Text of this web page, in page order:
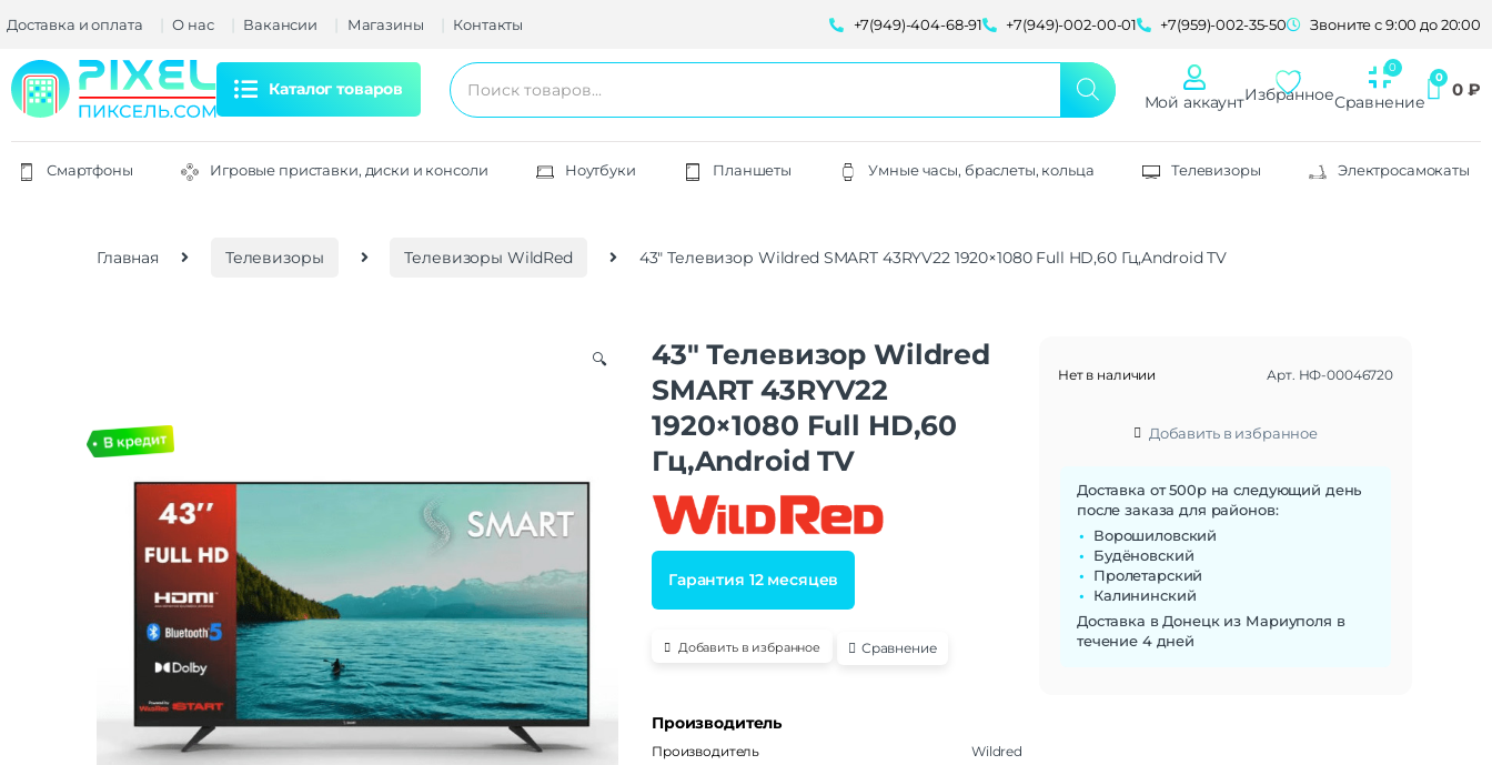
Доставка и оплата О нас Вакансии Магазины Контакты +7(949)-404-68-91 +7(949)-002-00-01 +7(959)-002-35-50 Звоните с 9:00 до 20:00
Каталог товаров
Мой аккаунтИзбранноеСравнение
0 ₽
Смартфоны Игровые приставки, диски и консоли Ноутбуки Планшеты Умные часы, браслеты, кольца Телевизоры Электросамокаты
Главная Телевизоры Телевизоры WildRed 43″ Телевизор Wildred SMART 43RYV22 1920×1080 Full HD,60 Гц,Android TV
🔍
43″ Телевизор Wildred
SMART 43RYV22
1920×1080 Full HD,60
Гц,Android TV
Гарантия 12 месяцев
Добавить в избранное Сравнение
Производитель
Производитель Wildred
Нет в наличии Арт. НФ-00046720
Добавить в избранное
Доставка от 500р на следующий день
после заказа для районов:
Ворошиловский
Будёновский
Пролетарский
Калининский
Доставка в Донецк из Мариуполя в
течение 4 дней